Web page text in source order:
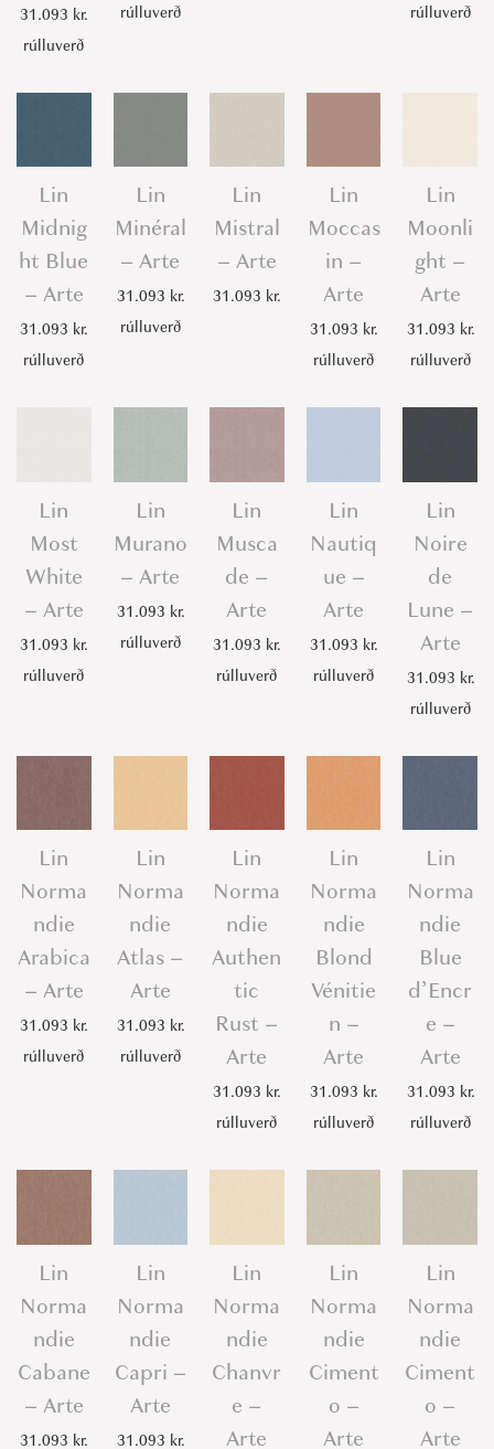
31.093 kr.
rúlluverð
rúlluverð
rúlluverð
Lin
Midnig
ht Blue
– Arte
31.093 kr.
rúlluverð
Lin
Minéral
– Arte
31.093 kr.
rúlluverð
Lin
Mistral
– Arte
31.093 kr.
Lin
Moccas
in –
Arte
31.093 kr.
rúlluverð
Lin
Moonli
ght –
Arte
31.093 kr.
rúlluverð
Lin
Most
White
– Arte
31.093 kr.
rúlluverð
Lin
Murano
– Arte
31.093 kr.
rúlluverð
Lin
Musca
de –
Arte
31.093 kr.
rúlluverð
Lin
Nautiq
ue –
Arte
31.093 kr.
rúlluverð
Lin
Noire
de
Lune –
Arte
31.093 kr.
rúlluverð
Lin
Norma
ndie
Arabica
– Arte
31.093 kr.
rúlluverð
Lin
Norma
ndie
Atlas –
Arte
31.093 kr.
rúlluverð
Lin
Norma
ndie
Authen
tic
Rust –
Arte
31.093 kr.
rúlluverð
Lin
Norma
ndie
Blond
Vénitie
n –
Arte
31.093 kr.
rúlluverð
Lin
Norma
ndie
Blue
d’Encr
e –
Arte
31.093 kr.
rúlluverð
Lin
Norma
ndie
Cabane
– Arte
31.093 kr.
Lin
Norma
ndie
Capri –
Arte
31.093 kr.
Lin
Norma
ndie
Chanvr
e –
Arte
Lin
Norma
ndie
Ciment
o –
Arte
Lin
Norma
ndie
Ciment
o –
Arte